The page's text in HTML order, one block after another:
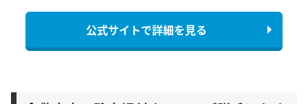
公式サイトで詳細を見る